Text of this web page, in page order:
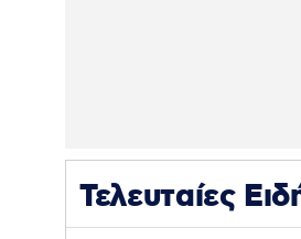
Τελευταίες